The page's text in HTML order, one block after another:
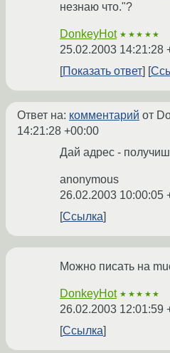
незнаю что."?
DonkeyHot ★★★★★
25.02.2003 14:21:28
Показать ответ
Ответ на: комментарий от
14:21:28 +00:00
Дай адрес - получиш
anonymous
26.02.2003 10:00:05
Ссылка
Можно писать на
DonkeyHot ★★★★★
26.02.2003 12:01:59
Ссылка